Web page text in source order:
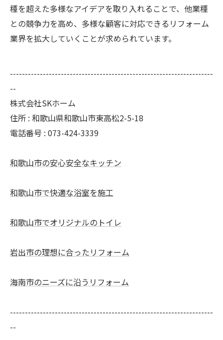
種を超えた多様なアイデアを取り入れることで、他業種
との競争力を高め、多様な顧客に対応できるリフォーム
業界を拡大していくことが求められています。
--------------------------------------------------------------------
--
株式会社SKホーム
住所 : 和歌山県和歌山市東高松2-5-18
電話番号 : 073-424-3339
和歌山市の安心安全なキッチン
和歌山市で快適な浴室を施工
和歌山市でオリジナルのトイレ
岩出市の理想に合ったリフォーム
海南市のニーズに沿うリフォーム
--------------------------------------------------------------------
--